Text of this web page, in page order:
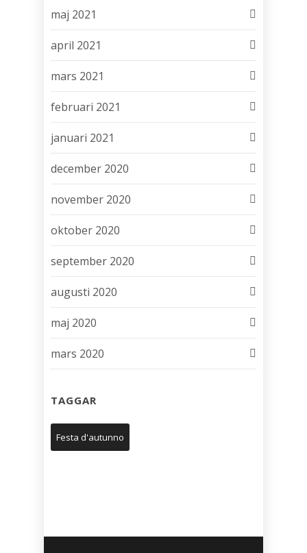
maj 2021
april 2021
mars 2021
februari 2021
januari 2021
december 2020
november 2020
oktober 2020
september 2020
augusti 2020
maj 2020
mars 2020
TAGGAR
Festa d'autunno